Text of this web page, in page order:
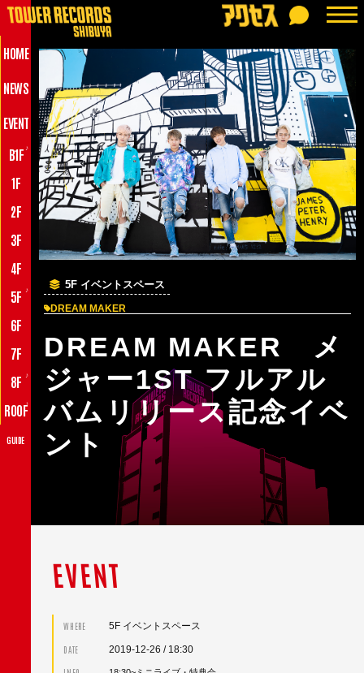
HOME
NEWS
EVENT
B1F ♪
1F
2F
3F
4F
5F
♪
6F
7F
8F
♪
ROOF♪
GUIDE
5F イベントスペース
DREAM MAKER
DREAM MAKER メ
ジャー1ST フルアル
バムリリース記念イベ
ント
EVENT
WHERE 5F イベントスペース
DATE 2019-12-26 / 18:30